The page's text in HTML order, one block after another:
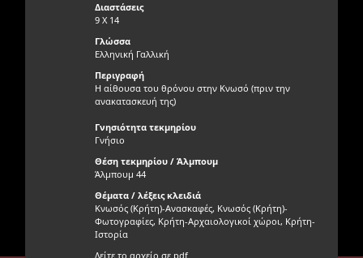
Διαστάσεις
9 Χ 14
Γλώσσα
Ελληνική Γαλλική
Περιγραφή
Η αίθουσα του θρόνου στην Κνωσό (πριν την
ανακατασκευή της)
Γνησιότητα τεκμηρίου
Γνήσιο
Θέση τεκμηρίου / Άλμπουμ
Άλμπουμ 44
Θέματα / λέξεις κλειδιά
Κνωσός (Κρήτη)-Ανασκαφές, Κνωσός (Κρήτη)-
Φωτογραφίες, Κρήτη-Αρχαιολογικοί χώροι, Κρήτη-
Ιστορία
Δείτε το αρχείο σε pdf